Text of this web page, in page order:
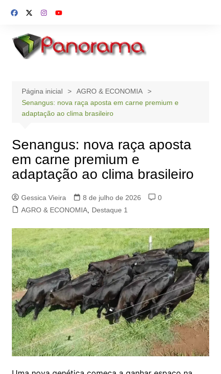
para
conteúdo
Página inicial
AGRO & ECONOMIA
Senangus: nova raça aposta em carne premium e
adaptação ao clima brasileiro
Senangus: nova raça aposta
em carne premium e
adaptação ao clima brasileiro
Gessica Vieira 8 de julho de 2026
0
AGRO & ECONOMIA, Destaque 1